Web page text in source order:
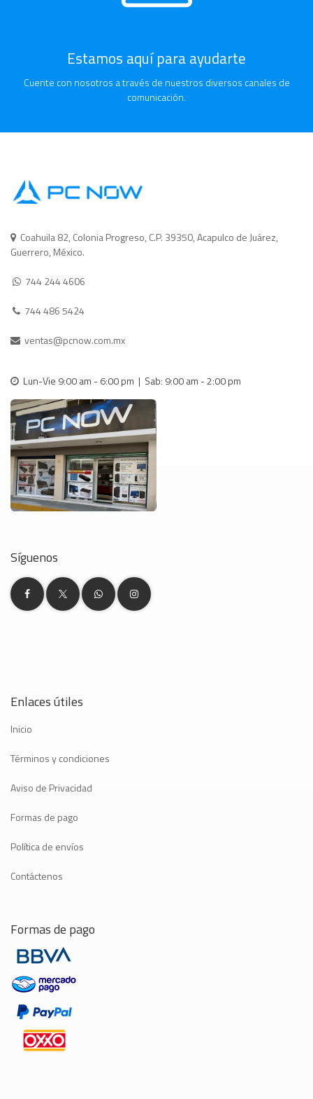
Estamos aquí para ayudarte
Cuente con nosotros a través de nuestros diversos canales de
comunicación.
Coahuila 82, Colonia Progreso, C.P. 39350, Acapulco de Juárez,
Guerrero, México.
744 244 4606
744 486 5424
ventas@pcnow.com.mx
Lun-Vie 9:00 am - 6:00 pm | Sab: 9:00 am - 2:00 pm
Síguenos
Enlaces útiles
Inicio
Términos y condiciones
Aviso de Privacidad
Formas de pago
Política de envíos
Contáctenos
Formas de pago